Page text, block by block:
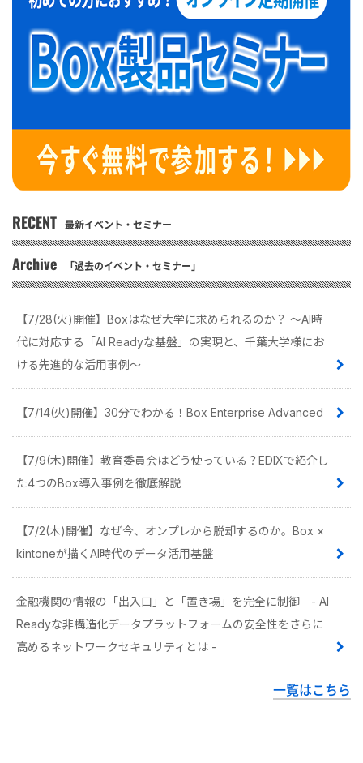
RECENT 最新イベント・セミナー
Archive 「過去のイベント・セミナー」
【7/28(火)開催】Boxはなぜ大学に求められるのか？ 〜AI時
代に対応する「AI Readyな基盤」の実現と、千葉大学様にお
ける先進的な活用事例〜
【7/14(火)開催】30分でわかる！Box Enterprise Advanced
【7/9(木)開催】教育委員会はどう使っている？EDIXで紹介し
た4つのBox導入事例を徹底解説
【7/2(木)開催】なぜ今、オンプレから脱却するのか。Box ×
kintoneが描くAI時代のデータ活用基盤
金融機関の情報の「出入口」と「置き場」を完全に制御 - AI
Readyな非構造化データプラットフォームの安全性をさらに
高めるネットワークセキュリティとは -
一覧はこちら